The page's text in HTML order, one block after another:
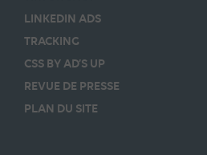
LINKEDIN ADS
TRACKING
CSS BY AD’S UP
REVUE DE PRESSE
PLAN DU SITE